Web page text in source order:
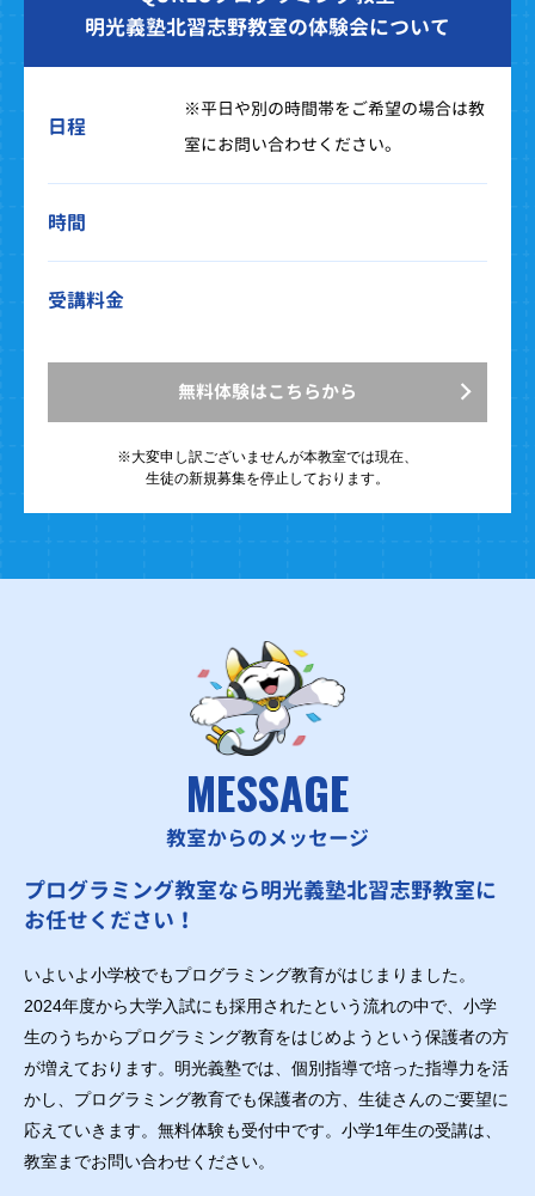
明光義塾北習志野教室の体験会について
日程
※平日や別の時間帯をご希望の場合は教
室にお問い合わせください。
時間
受講料金
無料体験はこちらから
※大変申し訳ございませんが本教室では現在、
生徒の新規募集を停止しております。
MESSAGE
教室からのメッセージ
プログラミング教室なら明光義塾北習志野教室に
お任せください！
いよいよ小学校でもプログラミング教育がはじまりました。
2024年度から大学入試にも採用されたという流れの中で、小学
生のうちからプログラミング教育をはじめようという保護者の方
が増えております。明光義塾では、個別指導で培った指導力を活
かし、プログラミング教育でも保護者の方、生徒さんのご要望に
応えていきます。無料体験も受付中です。小学1年生の受講は、
教室までお問い合わせください。